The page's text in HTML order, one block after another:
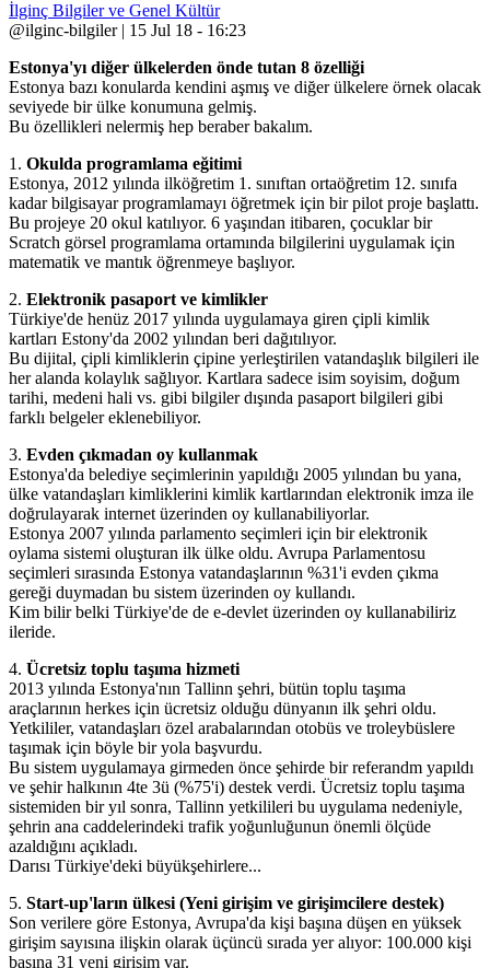
İlginç Bilgiler ve Genel Kültür
@ilginc-bilgiler | 15 Jul 18 - 16:23
Estonya'yı diğer ülkelerden önde tutan 8 özelliği
Estonya bazı konularda kendini aşmış ve diğer ülkelere örnek olacak
seviyede bir ülke konumuna gelmiş.
Bu özellikleri nelermiş hep beraber bakalım.
1. Okulda programlama eğitimi
Estonya, 2012 yılında ilköğretim 1. sınıftan ortaöğretim 12. sınıfa
kadar bilgisayar programlamayı öğretmek için bir pilot proje başlattı.
Bu projeye 20 okul katılıyor. 6 yaşından itibaren, çocuklar bir
Scratch görsel programlama ortamında bilgilerini uygulamak için
matematik ve mantık öğrenmeye başlıyor.
2. Elektronik pasaport ve kimlikler
Türkiye'de henüz 2017 yılında uygulamaya giren çipli kimlik
kartları Estony'da 2002 yılından beri dağıtılıyor.
Bu dijital, çipli kimliklerin çipine yerleştirilen vatandaşlık bilgileri ile
her alanda kolaylık sağlıyor. Kartlara sadece isim soyisim, doğum
tarihi, medeni hali vs. gibi bilgiler dışında pasaport bilgileri gibi
farklı belgeler eklenebiliyor.
3. Evden çıkmadan oy kullanmak
Estonya'da belediye seçimlerinin yapıldığı 2005 yılından bu yana,
ülke vatandaşları kimliklerini kimlik kartlarından elektronik imza ile
doğrulayarak internet üzerinden oy kullanabiliyorlar.
Estonya 2007 yılında parlamento seçimleri için bir elektronik
oylama sistemi oluşturan ilk ülke oldu. Avrupa Parlamentosu
seçimleri sırasında Estonya vatandaşlarının %31'i evden çıkma
gereği duymadan bu sistem üzerinden oy kullandı.
Kim bilir belki Türkiye'de de e-devlet üzerinden oy kullanabiliriz
ileride.
4. Ücretsiz toplu taşıma hizmeti
2013 yılında Estonya'nın Tallinn şehri, bütün toplu taşıma
araçlarının herkes için ücretsiz olduğu dünyanın ilk şehri oldu.
Yetkililer, vatandaşları özel arabalarından otobüs ve troleybüslere
taşımak için böyle bir yola başvurdu.
Bu sistem uygulamaya girmeden önce şehirde bir referandm yapıldı
ve şehir halkının 4te 3ü (%75'i) destek verdi. Ücretsiz toplu taşıma
sistemiden bir yıl sonra, Tallinn yetkilileri bu uygulama nedeniyle,
şehrin ana caddelerindeki trafik yoğunluğunun önemli ölçüde
azaldığını açıkladı.
Darısı Türkiye'deki büyükşehirlere...
5. Start-up'ların ülkesi (Yeni girişim ve girişimcilere destek)
Son verilere göre Estonya, Avrupa'da kişi başına düşen en yüksek
girişim sayısına ilişkin olarak üçüncü sırada yer alıyor: 100.000 kişi
başına 31 yeni girişim var.